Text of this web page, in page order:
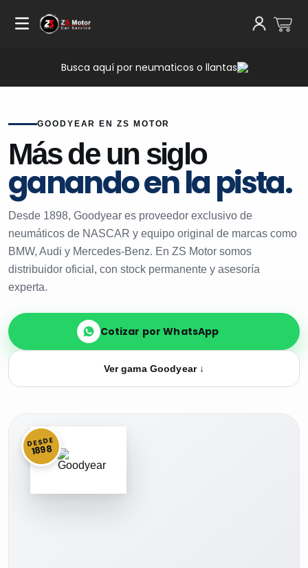
Busca aquí por neumaticos o llantas
GOODYEAR EN ZS MOTOR
Más de un siglo
ganando en la pista.
Desde 1898, Goodyear es proveedor exclusivo de
neumáticos de NASCAR y equipo original de marcas como
BMW, Audi y Mercedes-Benz. En ZS Motor somos
distribuidor oficial, con stock permanente y asesoría
experta.
Cotizar por WhatsApp
Ver gama Goodyear ↓
DESDE
1898